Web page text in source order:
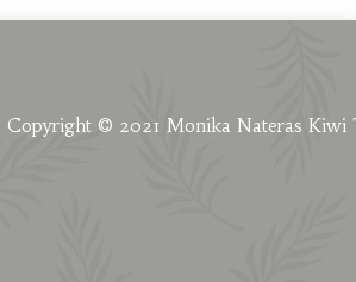
Copyright © 2021 Monika Nateras Kiwi